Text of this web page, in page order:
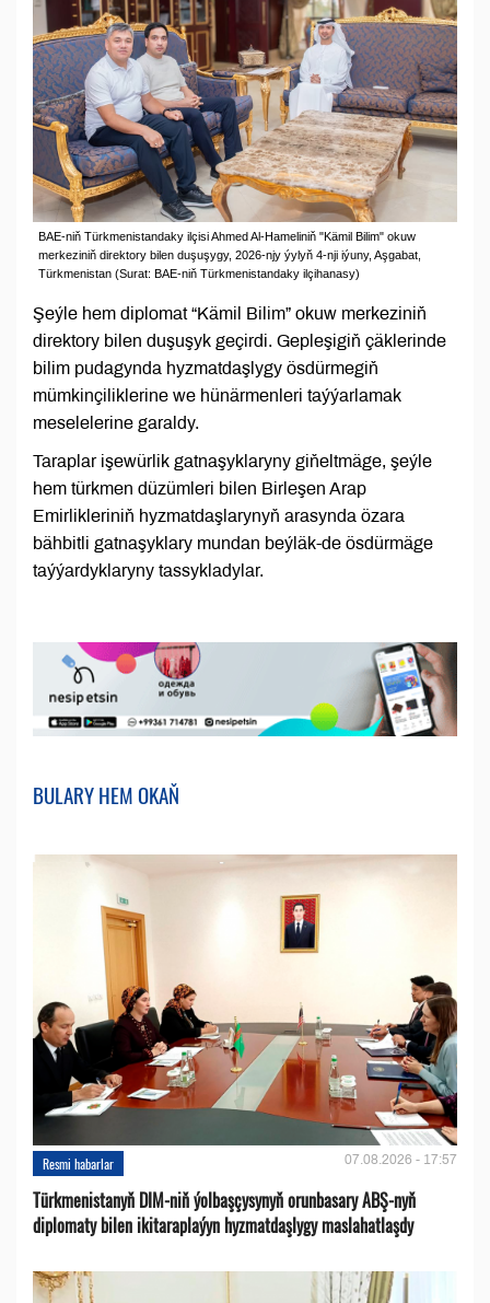
BAE-niň Türkmenistandaky ilçisi Ahmed Al-Hameliniň "Kämil Bilim" okuw
merkeziniň direktory bilen duşuşygy, 2026-njy ýylyň 4-nji iýuny, Aşgabat,
Türkmenistan (Surat: BAE-niň Türkmenistandaky ilçihanasy)
Şeýle hem diplomat “Kämil Bilim” okuw merkeziniň
direktory bilen duşuşyk geçirdi. Gepleşigiň çäklerinde
bilim pudagynda hyzmatdaşlygy ösdürmegiň
mümkinçiliklerine we hünärmenleri taýýarlamak
meselelerine garaldy.
Taraplar işewürlik gatnaşyklaryny giňeltmäge, şeýle
hem türkmen düzümleri bilen Birleşen Arap
Emirlikleriniň hyzmatdaşlarynyň arasynda özara
bähbitli gatnaşyklary mundan beýläk-de ösdürmäge
taýýardyklaryny tassykladylar.
BULARY HEM OKAŇ
Resmi habarlar 07.08.2026 - 17:57
Türkmenistanyň DIM-niň ýolbaşçysynyň orunbasary ABŞ-nyň
diplomaty bilen ikitaraplaýyn hyzmatdaşlygy maslahatlaşdy